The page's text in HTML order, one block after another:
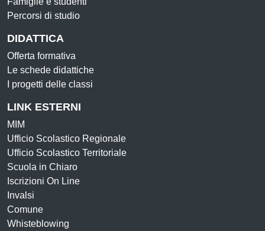
Percorsi di studio
DIDATTICA
Offerta formativa
Le schede didattiche
I progetti delle classi
LINK ESTERNI
MIM
Ufficio Scolastico Regionale
Ufficio Scolastico Territoriale
Scuola in Chiaro
Iscrizioni On Line
Invalsi
Comune
Whisteblowing